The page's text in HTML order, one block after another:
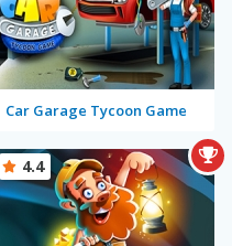
Car Garage Tycoon Game
4.4